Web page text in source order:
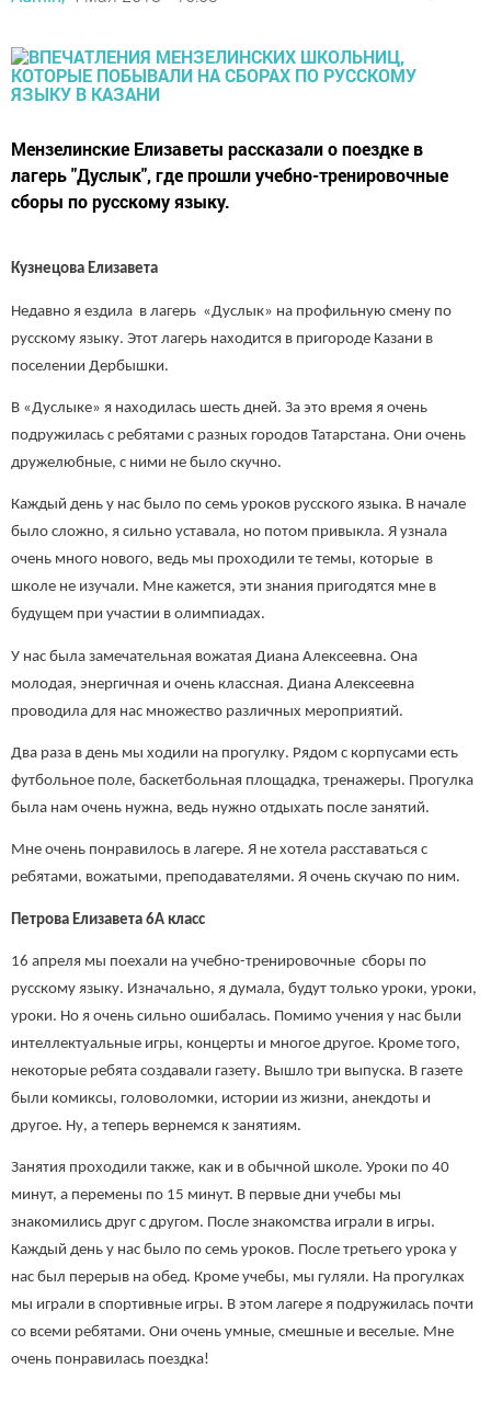
Мензелинские Елизаветы рассказали о поездке в
лагерь "Дуслык", где прошли учебно-тренировочные
сборы по русскому языку.
Кузнецова Елизавета
Недавно я ездила в лагерь «Дуслык» на профильную смену по
русскому языку. Этот лагерь находится в пригороде Казани в
поселении Дербышки.
В «Дуслыке» я находилась шесть дней. За это время я очень
подружилась с ребятами с разных городов Татарстана. Они очень
дружелюбные, с ними не было скучно.
Каждый день у нас было по семь уроков русского языка. В начале
было сложно, я сильно уставала, но потом привыкла. Я узнала
очень много нового, ведь мы проходили те темы, которые в
школе не изучали. Мне кажется, эти знания пригодятся мне в
будущем при участии в олимпиадах.
У нас была замечательная вожатая Диана Алексеевна. Она
молодая, энергичная и очень классная. Диана Алексеевна
проводила для нас множество различных мероприятий.
Два раза в день мы ходили на прогулку. Рядом с корпусами есть
футбольное поле, баскетбольная площадка, тренажеры. Прогулка
была нам очень нужна, ведь нужно отдыхать после занятий.
Мне очень понравилось в лагере. Я не хотела расставаться с
ребятами, вожатыми, преподавателями. Я очень скучаю по ним.
Петрова Елизавета 6А класс
16 апреля мы поехали на учебно-тренировочные сборы по
русскому языку. Изначально, я думала, будут только уроки, уроки,
уроки. Но я очень сильно ошибалась. Помимо учения у нас были
интеллектуальные игры, концерты и многое другое. Кроме того,
некоторые ребята создавали газету. Вышло три выпуска. В газете
были комиксы, головоломки, истории из жизни, анекдоты и
другое. Ну, а теперь вернемся к занятиям.
Занятия проходили также, как и в обычной школе. Уроки по 40
минут, а перемены по 15 минут. В первые дни учебы мы
знакомились друг с другом. После знакомства играли в игры.
Каждый день у нас было по семь уроков. После третьего урока у
нас был перерыв на обед. Кроме учебы, мы гуляли. На прогулках
мы играли в спортивные игры. В этом лагере я подружилась почти
со всеми ребятами. Они очень умные, смешные и веселые. Мне
очень понравилась поездка!